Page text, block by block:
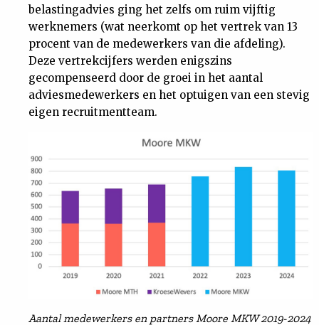
belastingadvies ging het zelfs om ruim vijftig
werknemers (wat neerkomt op het vertrek van 13
procent van de medewerkers van die afdeling).
Deze vertrekcijfers werden enigszins
gecompenseerd door de groei in het aantal
adviesmedewerkers en het optuigen van een stevig
eigen recruitmentteam.
Aantal medewerkers en partners Moore MKW 2019-2024